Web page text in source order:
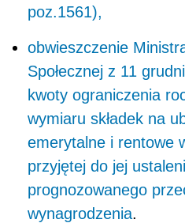
poz.1561),
obwieszczenie
Społecznej z 11
kwoty ograniczenia
wymiaru składek na
emerytalne i rentowe
przyjętej do jej
prognozowanego
wynagrodzenia.